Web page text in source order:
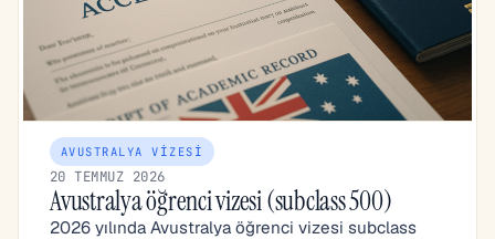
AVUSTRALYA VIZESI
20 TEMMUZ 2026
Avustralya öğrenci vizesi (subclass 500)
2026 yılında Avustralya öğrenci vizesi subclass